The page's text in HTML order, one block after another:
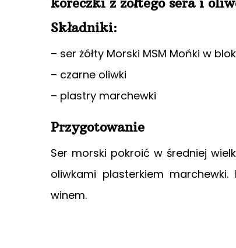
Składniki:
– ser żółty Morski MSM Mońki w
– czarne oliwki
– plastry marchewki
Przygotowanie
Ser morski pokroić w średniej
oliwkami plasterkiem
winem.